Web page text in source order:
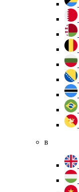
в